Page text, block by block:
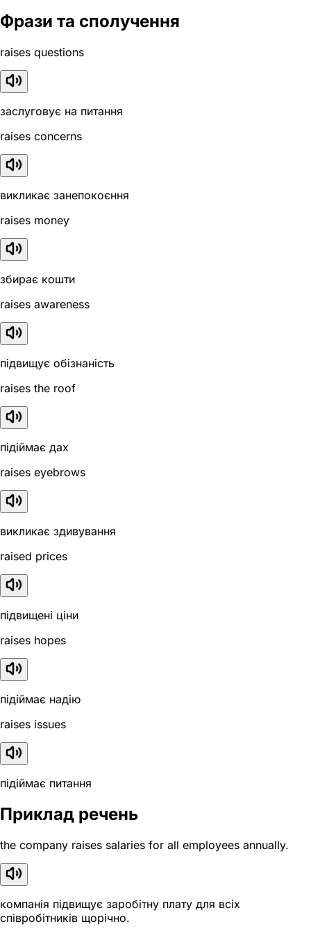
Фрази та сполучення
raises questions
заслуговує на питання
raises concerns
викликає занепокоєння
raises money
збирає кошти
raises awareness
підвищує обізнаність
raises the roof
підіймає дах
raises eyebrows
викликає здивування
raised prices
підвищені ціни
raises hopes
підіймає надію
raises issues
підіймає питання
Приклад речень
the company raises salaries for all employees annually.
компанія підвищує заробітну плату для всіх
співробітників щорічно.